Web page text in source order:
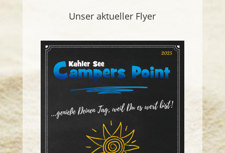
Unser aktueller Flyer